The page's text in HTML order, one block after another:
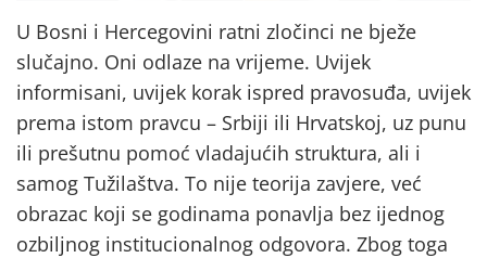
U Bosni i Hercegovini ratni zločinci ne bježe
slučajno. Oni odlaze na vrijeme. Uvijek
informisani, uvijek korak ispred pravosuđa, uvijek
prema istom pravcu – Srbiji ili Hrvatskoj, uz punu
ili prešutnu pomoć vladajućih struktura, ali i
samog Tužilaštva. To nije teorija zavjere, već
obrazac koji se godinama ponavlja bez ijednog
ozbiljnog institucionalnog odgovora. Zbog toga